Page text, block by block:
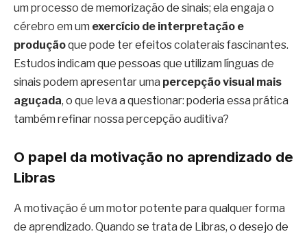
um processo de memorização de sinais; ela engaja o
cérebro em um exercício de interpretação e
produçãoque pode ter efeitos colaterais fascinantes.
Estudos indicam que pessoas que utilizam línguas de
sinais podem apresentar uma percepção visual mais
aguçada, o que leva a questionar: poderia essa prática
também refinar nossa percepção auditiva?
O papel da motivação no aprendizado de
Libras
A motivação é um motor potente para qualquer forma
de aprendizado. Quando se trata de Libras, o desejo de